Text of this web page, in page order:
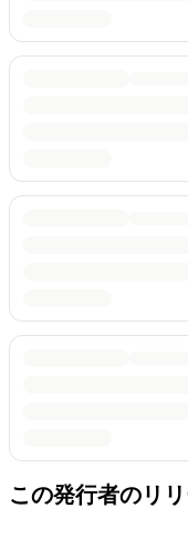
この発行者のリ